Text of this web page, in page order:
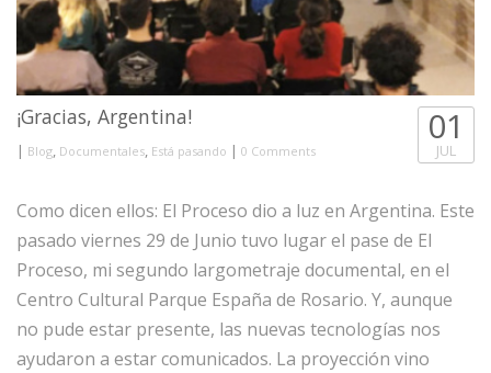
¡Gracias, Argentina!
| Blog, Documentales, Está pasando | 0 Comments
01
JUL
Como dicen ellos: El Proceso dio a luz en Argentina. Este
pasado viernes 29 de Junio tuvo lugar el pase de El
Proceso, mi segundo largometraje documental, en el
Centro Cultural Parque España de Rosario. Y, aunque
no pude estar presente, las nuevas tecnologías nos
ayudaron a estar comunicados. La proyección vino